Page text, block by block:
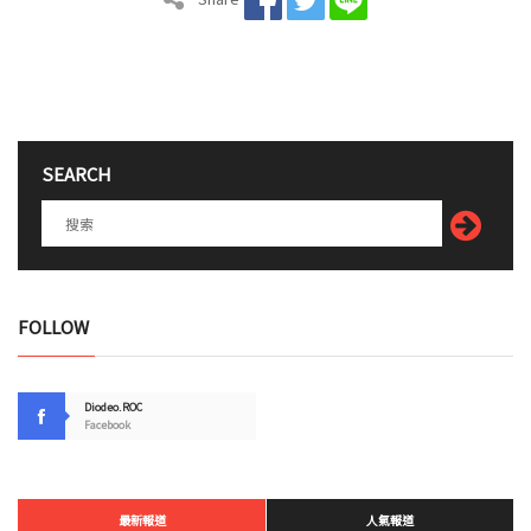
SEARCH
FOLLOW
Diodeo.ROC
Facebook
最新報道 人氣報道